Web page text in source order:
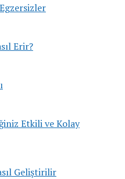
Erir?
Etkili ve Kolay
Geliştirilir